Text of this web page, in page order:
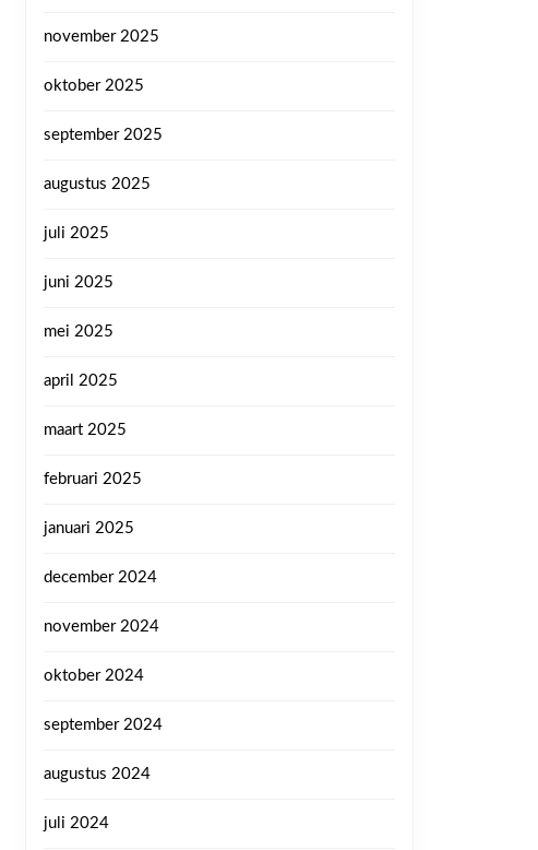
november 2025
oktober 2025
september 2025
augustus 2025
juli 2025
juni 2025
mei 2025
april 2025
maart 2025
februari 2025
januari 2025
december 2024
november 2024
oktober 2024
september 2024
augustus 2024
juli 2024